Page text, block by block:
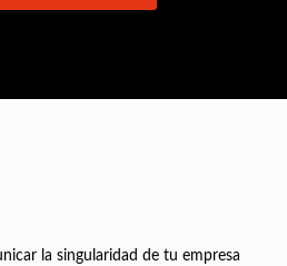
la singularidad de tu empresa